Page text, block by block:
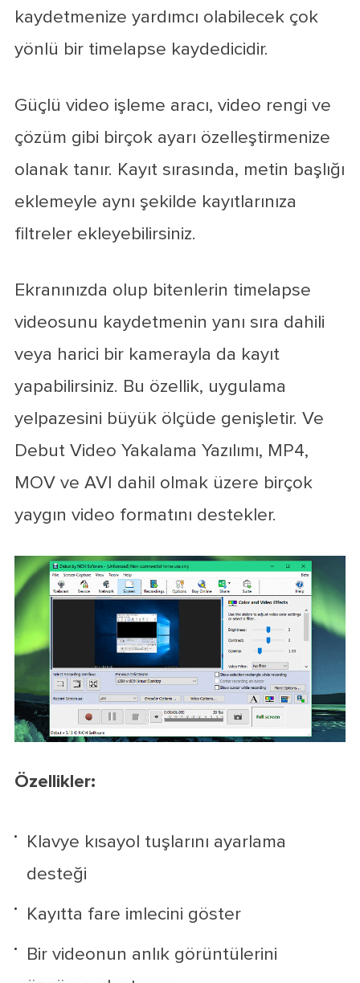
kaydetmenize yardımcı olabilecek çok
yönlü bir timelapse kaydedicidir.
Güçlü video işleme aracı, video rengi ve
çözüm gibi birçok ayarı özelleştirmenize
olanak tanır. Kayıt sırasında, metin başlığı
eklemeyle aynı şekilde kayıtlarınıza
filtreler ekleyebilirsiniz.
Ekranınızda olup bitenlerin timelapse
videosunu kaydetmenin yanı sıra dahili
veya harici bir kamerayla da kayıt
yapabilirsiniz. Bu özellik, uygulama
yelpazesini büyük ölçüde genişletir. Ve
Debut Video Yakalama Yazılımı, MP4,
MOV ve AVI dahil olmak üzere birçok
yaygın video formatını destekler.
Özellikler:
Klavye kısayol tuşlarını ayarlama
desteği
Kayıtta fare imlecini göster
Bir videonun anlık görüntülerini